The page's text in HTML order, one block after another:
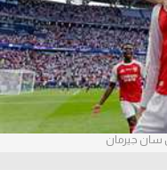
سان جيرمان